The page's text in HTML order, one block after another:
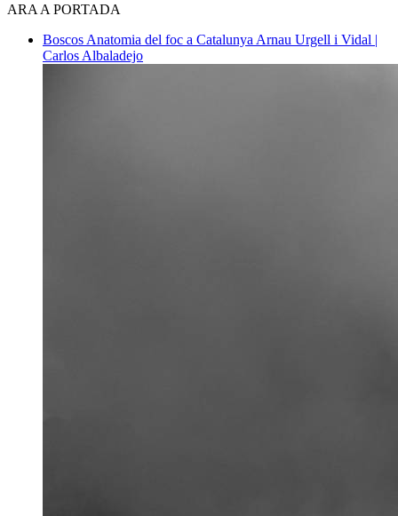
ARA A PORTADA
Boscos Anatomia del foc a Catalunya Arnau Urgell i Vidal |
Carlos Albaladejo